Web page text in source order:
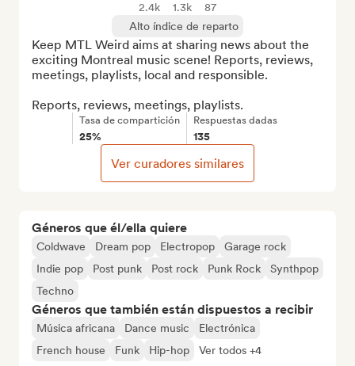
Géneros que él/ella quiere
Coldwave Dream pop Electropop
Garage rock
Indie pop
Post punk Post rock Punk Rock
Synthpop
Techno
Géneros que también están dispuestos a recibir
Música africana Dance music
Electrónica
French house
Funk Hip-hop Ver todos +4
2.4k 1.3k
87
Alto índice de reparto
Keep MTL Weird aims at sharing news about the
exciting Montreal music scene! Reports, reviews,
meetings, playlists, local and responsible.
Reports, reviews, meetings, playlists.
Tasa de compartición
25%
Respuestas dadas
135
Ver curadores similares